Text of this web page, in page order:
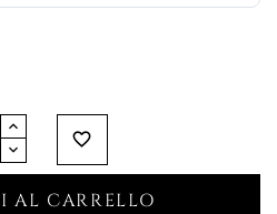
favorite_border
AL CARRELLO